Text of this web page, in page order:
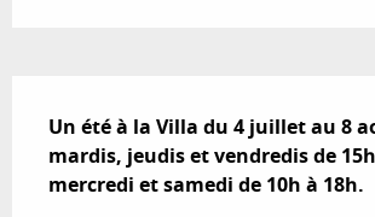
Un été à la Villa du 4 juillet au 8
mardis, jeudis et vendredis de
mercredi et samedi de 10h à 18h.